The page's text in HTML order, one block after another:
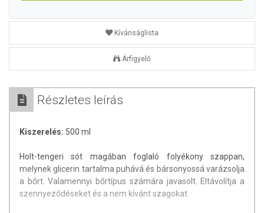
Kívánságlista
Árfigyelő
Részletes leírás
Kiszerelés: 500 ml
Holt-tengeri sót magában foglaló folyékony szappan,
melynek glicerin tartalma puhává és bársonyossá varázsolja
a bőrt. Valamennyi bőrtípus számára javasolt. Eltávolítja a
szennyeződéseket és a nem kívánt szagokat.